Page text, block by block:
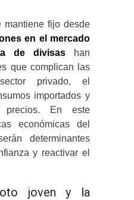
mantiene fijo desde
en el mercado
de divisashan
que complican las
privado, el
importados y
precios. En este
económicas del
determinantes
y reactivar el
joven y la